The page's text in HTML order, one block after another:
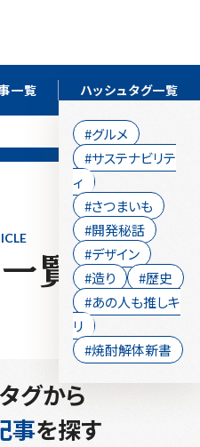
一覧 ハッシュタグ一覧
#グルメ
#サステナビリテ
ィ
#さつまいも
#開発秘話
#デザイン
#造り
#歴史
#あの人も推しキ
リ
#焼酎解体新書
グから
事を探す